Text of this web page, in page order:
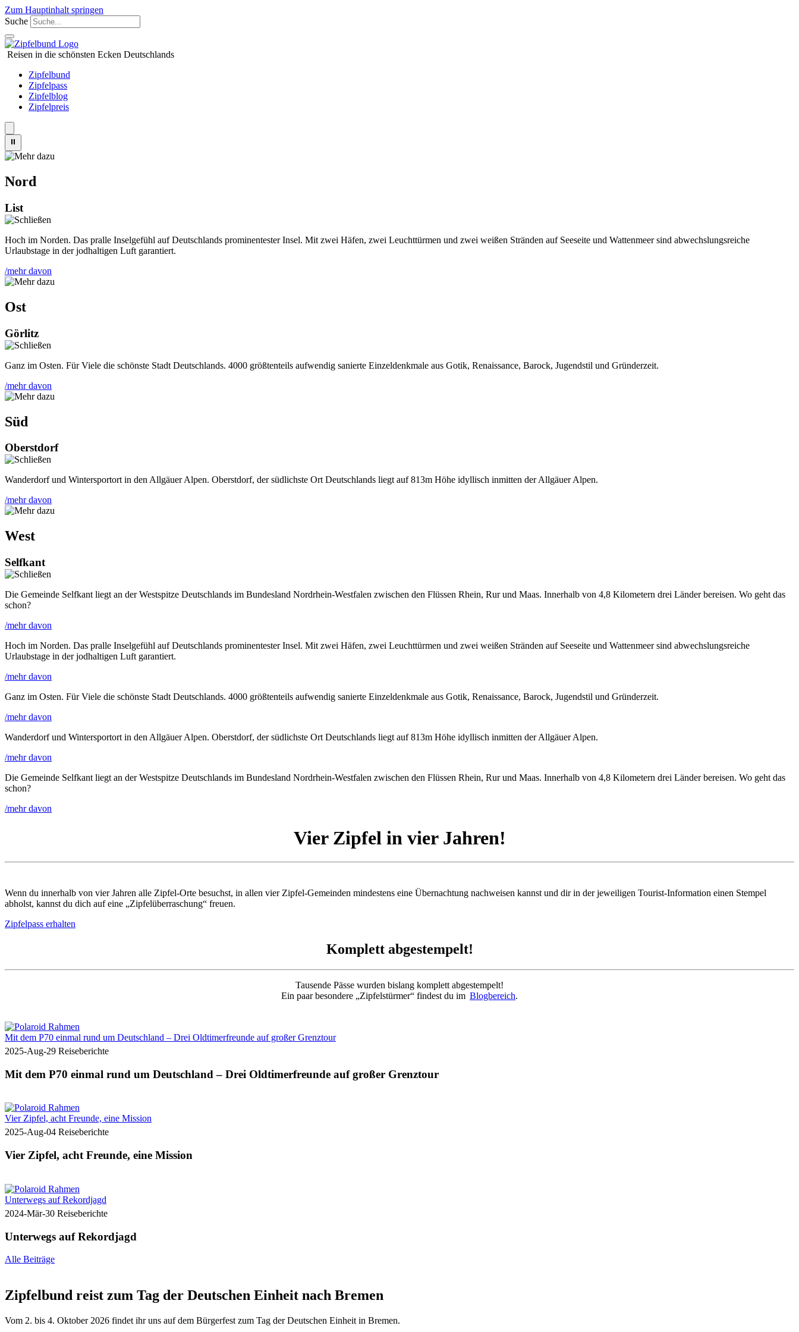
Zum Hauptinhalt springen
Suche
Reisen in die schönsten Ecken Deutschlands
Zipfelbund
Zipfelpass
Zipfelblog
Zipfelpreis
⏸
Nord
List
Hoch im Norden. Das pralle Inselgefühl auf Deutschlands prominentester Insel. Mit zwei Häfen, zwei Leuchttürmen und zwei weißen Stränden auf Seeseite und Wattenmeer sind abwechslungsreiche
Urlaubstage in der jodhaltigen Luft garantiert.
/mehr davon
Ost
Görlitz
Ganz im Osten. Für Viele die schönste Stadt Deutschlands. 4000 größtenteils aufwendig sanierte Einzeldenkmale aus Gotik, Renaissance, Barock, Jugendstil und Gründerzeit.
/mehr davon
Süd
Oberstdorf
Wanderdorf und Wintersportort in den Allgäuer Alpen. Oberstdorf, der südlichste Ort Deutschlands liegt auf 813m Höhe idyllisch inmitten der Allgäuer Alpen.
/mehr davon
West
Selfkant
Die Gemeinde Selfkant liegt an der Westspitze Deutschlands im Bundesland Nordrhein-Westfalen zwischen den Flüssen Rhein, Rur und Maas. Innerhalb von 4,8 Kilometern drei Länder bereisen. Wo geht das
schon?
/mehr davon
Hoch im Norden. Das pralle Inselgefühl auf Deutschlands prominentester Insel. Mit zwei Häfen, zwei Leuchttürmen und zwei weißen Stränden auf Seeseite und Wattenmeer sind abwechslungsreiche
Urlaubstage in der jodhaltigen Luft garantiert.
/mehr davon
Ganz im Osten. Für Viele die schönste Stadt Deutschlands. 4000 größtenteils aufwendig sanierte Einzeldenkmale aus Gotik, Renaissance, Barock, Jugendstil und Gründerzeit.
/mehr davon
Wanderdorf und Wintersportort in den Allgäuer Alpen. Oberstdorf, der südlichste Ort Deutschlands liegt auf 813m Höhe idyllisch inmitten der Allgäuer Alpen.
/mehr davon
Die Gemeinde Selfkant liegt an der Westspitze Deutschlands im Bundesland Nordrhein-Westfalen zwischen den Flüssen Rhein, Rur und Maas. Innerhalb von 4,8 Kilometern drei Länder bereisen. Wo geht das
schon?
/mehr davon
Vier Zipfel in vier Jahren!
Wenn du innerhalb von vier Jahren alle Zipfel-Orte besuchst, in allen vier Zipfel-Gemeinden mindestens eine Übernachtung nachweisen kannst und dir in der jeweiligen Tourist-Information einen Stempel
abholst, kannst du dich auf eine „Zipfelüberraschung“ freuen.
Zipfelpass erhalten
Komplett abgestempelt!
Tausende Pässe wurden bislang komplett abgestempelt!
Ein paar besondere „Zipfelstürmer“ findest du im Blogbereich.
Mit dem P70 einmal rund um Deutschland – Drei Oldtimerfreunde auf großer Grenztour
2025-Aug-29 Reiseberichte
Mit dem P70 einmal rund um Deutschland – Drei Oldtimerfreunde auf großer Grenztour
Vier Zipfel, acht Freunde, eine Mission
2025-Aug-04 Reiseberichte
Vier Zipfel, acht Freunde, eine Mission
Unterwegs auf Rekordjagd
2024-Mär-30 Reiseberichte
Unterwegs auf Rekordjagd
Alle Beiträge
Zipfelbund reist zum Tag der Deutschen Einheit nach Bremen
Vom 2. bis 4. Oktober 2026 findet ihr uns auf dem Bürgerfest zum Tag der Deutschen Einheit in Bremen.